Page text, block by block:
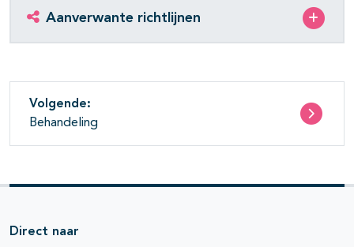
Aanverwante richtlijnen
Volgende:
Behandeling
Direct naar